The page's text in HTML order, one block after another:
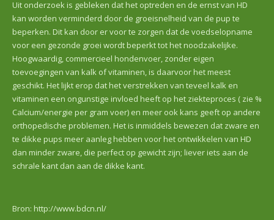
Uit onderzoek is gebleken dat het optreden en de ernst van HD
kan worden verminderd door de groeisnelheid van de pup te
beperken. Dit kan door er voor te zorgen dat de voedselopname
voor een gezonde groei wordt beperkt tot het noodzakelijke.
Hoogwaardig, commercieel hondenvoer, zonder eigen
toevoegingen van kalk of vitaminen, is daarvoor het meest
geschikt. Het lijkt erop dat het verstrekken van teveel kalk en
vitaminen een ongunstige invloed heeft op het ziekteproces ( zie %
Calcium/energie per gram voer) en meer ook kans geeft op andere
orthopedische problemen. Het is inmiddels bewezen dat zware en
te dikke pups meer aanleg hebben voor het ontwikkelen van HD
dan minder zware, die perfect op gewicht zijn; liever iets aan de
schrale kant dan aan de dikke kant.
Bron: http://www.bdcn.nl/